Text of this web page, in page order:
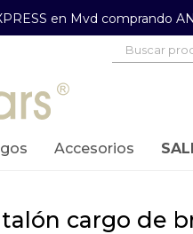
en Mvd comprando
accesorios
cargo de